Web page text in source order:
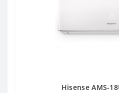
Hisense AMS-